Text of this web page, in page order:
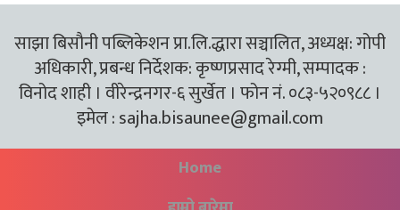
साझा बिसौनी पब्लिकेशन प्रा.लि.द्धारा सञ्चालित, अध्यक्ष: गोपी
अधिकारी, प्रबन्ध निर्देशक: कृष्णप्रसाद रेग्मी, सम्पादक :
विनोद शाही । वीरेन्द्रनगर-६ सुर्खेत । फोन नं. ०८३-५२०९८८ ।
इमेल :sajha.bisaunee@gmail.com
Home